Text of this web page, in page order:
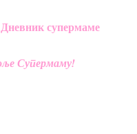
супермаме
Супермаму!